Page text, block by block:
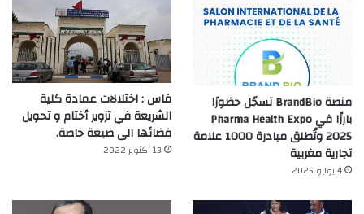
منصة BrandBio تسجّل حضورًا
بارزًا في Pharma Health Expo
2025 وتُطلق مبادرة 1000 علامة
تجارية مغربية
4 يوليو 2025
فاس : اختلالات عمادة كلية
الشريعة في تزوير أختام و تحويل
فضائها الى ضيعة خاصة.
13 أكتوبر 2022